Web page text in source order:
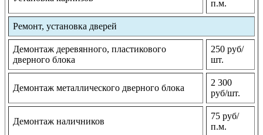
п.м.
Ремонт, установка дверей
Демонтаж деревянного, пластикового
дверного блока
250 руб/
шт.
Демонтаж металлического дверного блока
2 300
руб/шт.
Демонтаж наличников
75 руб/
п.м.